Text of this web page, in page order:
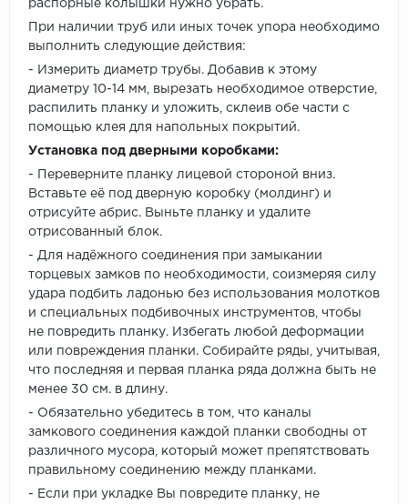
распорные колышки нужно убрать.
При наличии труб или иных точек упора необходимо
выполнить следующие действия:
- Измерить диаметр трубы. Добавив к этому
диаметру 10-14 мм, вырезать необходимое отверстие,
распилить планку и уложить, склеив обе части с
помощью клея для напольных покрытий.
Установка под дверными коробками:
- Переверните планку лицевой стороной вниз.
Вставьте её под дверную коробку (молдинг) и
отрисуйте абрис. Выньте планку и удалите
отрисованный блок.
- Для надёжного соединения при замыкании
торцевых замков по необходимости, соизмеряя силу
удара подбить ладонью без использования молотков
и специальных подбивочных инструментов, чтобы
не повредить планку. Избегать любой деформации
или повреждения планки. Собирайте ряды, учитывая,
что последняя и первая планка ряда должна быть не
менее 30 см. в длину.
- Обязательно убедитесь в том, что каналы
замкового соединения каждой планки свободны от
различного мусора, который может препятствовать
правильному соединению между планками.
- Если при укладке Вы повредите планку, не